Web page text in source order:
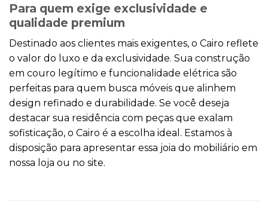
Para quem exige exclusividade e
qualidade premium
Destinado aos clientes mais exigentes, o Cairo reflete
o valor do luxo e da exclusividade. Sua construção
em couro legítimo e funcionalidade elétrica são
perfeitas para quem busca móveis que alinhem
design refinado e durabilidade. Se você deseja
destacar sua residência com peças que exalam
sofisticação, o Cairo é a escolha ideal. Estamos à
disposição para apresentar essa joia do mobiliário em
nossa loja ou no site.